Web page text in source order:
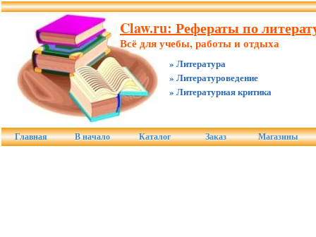
Claw.ru: Рефераты по
Всё для учебы, работы и отдыха
» Литература
» Литературоведение
» Литературная критика
Главная В начало Каталог Заказ Магазины